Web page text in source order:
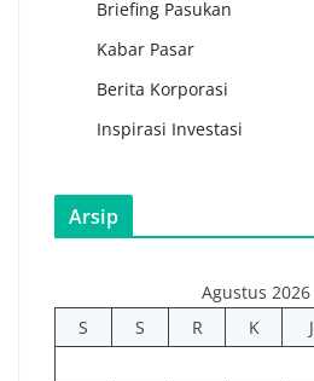
Briefing Pasukan
Kabar Pasar
Berita Korporasi
Inspirasi Investasi
Arsip
Agustus 2026
S
S R K J